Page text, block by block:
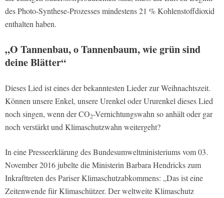
des Photo-Synthese-Prozesses mindestens 21 % Kohlenstoffdioxid
enthalten haben.
„O Tannenbau, o Tannenbaum, wie grün sind
deine Blätter“
Dieses Lied ist eines der bekanntesten Lieder zur Weihnachtszeit.
Können unsere Enkel, unsere Urenkel oder Ururenkel dieses Lied
noch singen, wenn der CO2-Vernichtungswahn so anhält oder gar
noch verstärkt und Klimaschutzwahn weitergeht?
In eine Presseerklärung des Bundesumweltministeriums vom 03.
November 2016 jubelte die Ministerin Barbara Hendricks zum
Inkrafttreten des Pariser Klimaschutzabkommens: „Das ist eine
Zeitenwende für Klimaschützer. Der weltweite Klimaschutz